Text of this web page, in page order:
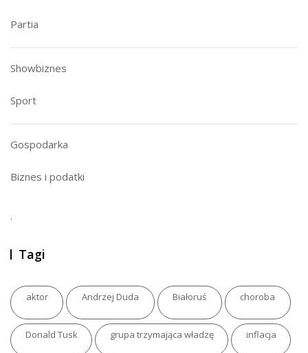
Partia
Showbiznes
Sport
Gospodarka
Biznes i podatki
.
Tagi
aktor Andrzej Duda Białoruś choroba
Donald Tusk grupa trzymająca władzę inflacja